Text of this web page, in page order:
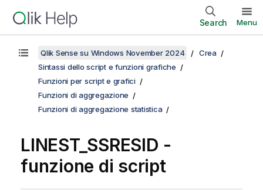
Search Menu
Qlik Sense su Windows November 2024
Crea
Sintassi dello script e funzioni grafiche
Funzioni per script e grafici
Funzioni di aggregazione
Funzioni di aggregazione statistica
LINEST_SSRESID -
funzione di script